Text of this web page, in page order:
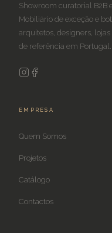
Showroom curatorial B2B
Mobiliário de exceção e
arquitetos, designers,
de referência em Portugal.
EMPRESA
Quem Somos
Projetos
Catálogo
Contactos